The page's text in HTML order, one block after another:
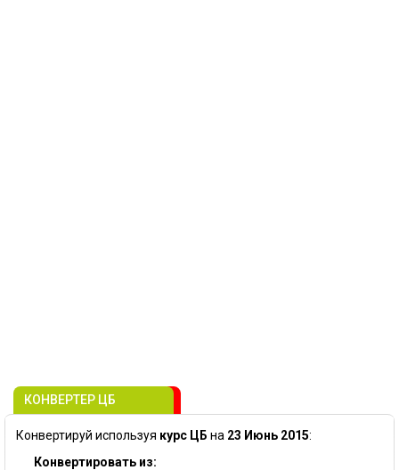
КОНВЕРТЕР ЦБ
Конвертируй используя курс ЦБ на 23 Июнь 2015:
Конвертировать из: